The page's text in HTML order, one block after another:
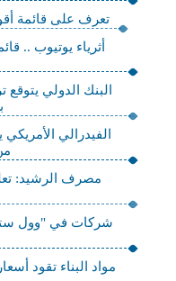
تعرف على قائمة أقوى 100 شخصية عربية
أثرياء يوتيوب ..
من
مصرف الرشيد:
شركات في "وول